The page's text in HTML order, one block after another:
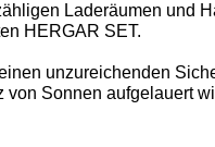
Laderäumen und
HERGAR SET.
unzureichenden
von Sonnen aufgelauert